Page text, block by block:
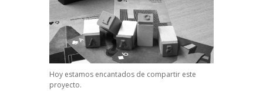
Hoy estamos encantados de compartir este
proyecto.